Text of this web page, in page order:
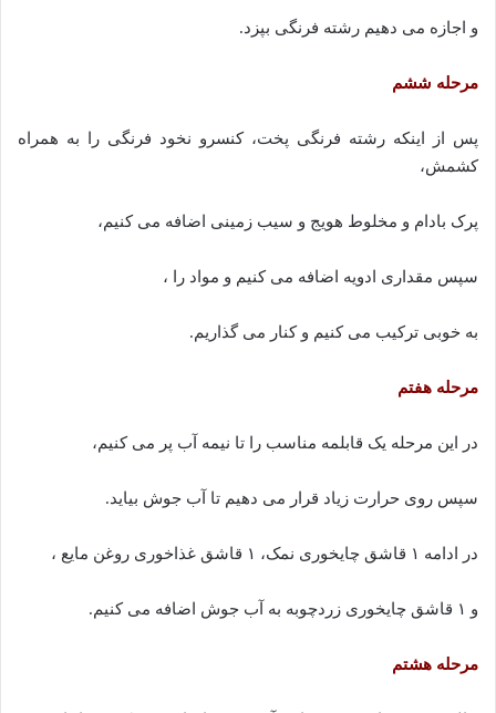
و اجازه می دهیم رشته فرنگی بپزد.
مرحله ششم
پس از اینکه رشته فرنگی پخت، کنسرو نخود فرنگی را به همراه
کشمش،
پرک بادام و مخلوط هویج و سیب زمینی اضافه می کنیم،
سپس مقداری ادویه اضافه می کنیم و مواد را ،
به خوبی ترکیب می کنیم و کنار می گذاریم.
مرحله هفتم
در این مرحله یک قابلمه مناسب را تا نیمه آب پر می کنیم،
سپس روی حرارت زیاد قرار می دهیم تا آب جوش بیاید.
در ادامه ۱ قاشق چایخوری نمک، ۱ قاشق غذاخوری روغن مایع ،
و ۱ قاشق چایخوری زردچوبه به آب جوش اضافه می کنیم.
مرحله هشتم